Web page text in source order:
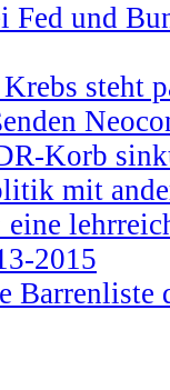
Fed und
steht
Korb
mit
eine
2015
Barrenliste